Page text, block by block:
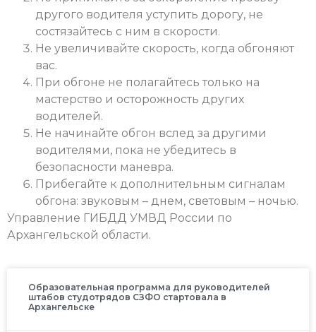
другого водителя уступить дорогу, не
состязайтесь с ним в скорости.
Не увеличивайте скорость, когда обгоняют
вас.
При обгоне не полагайтесь только на
мастерство и осторожность других
водителей.
Не начинайте обгон вслед за другими
водителями, пока не убедитесь в
безопасности маневра.
Прибегайте к дополнительным сигналам
обгона: звуковым – днем, световым – ночью.
Управление ГИБДД УМВД России по
Архангельской области.
Образовательная программа для руководителей
штабов студотрядов СЗФО стартовала в
Архангельске